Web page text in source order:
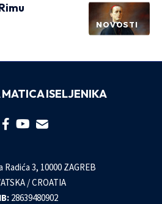
NOVOSTI
MATICA ISELJENIKA
Radića 3, 10000 ZAGREB
/ CROATIA
28639480902